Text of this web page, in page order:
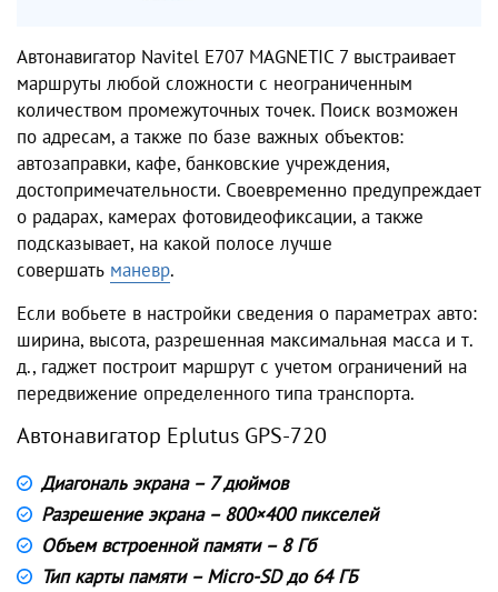
Автонавигатор Navitel E707 MAGNETIC 7 выстраивает
маршруты любой сложности с неограниченным
количеством промежуточных точек. Поиск возможен
по адресам, а также по базе важных объектов:
автозаправки, кафе, банковские учреждения,
достопримечательности. Своевременно предупреждает
о радарах, камерах фотовидеофиксации, а также
подсказывает, на какой полосе лучше
совершать маневр.
Если вобьете в настройки сведения о параметрах авто:
ширина, высота, разрешенная максимальная масса и т.
д., гаджет построит маршрут с учетом ограничений на
передвижение определенного типа транспорта.
Автонавигатор Eplutus GPS-720
Диагональ экрана – 7 дюймов
Разрешение экрана – 800×400 пикселей
Объем встроенной памяти – 8 Гб
Тип карты памяти – Micro-SD до 64 ГБ